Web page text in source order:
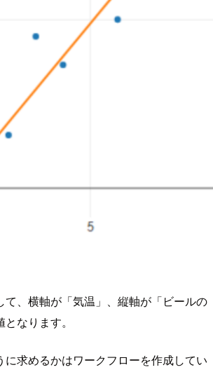
て、横軸が「気温」、縦軸が「ビールの
なります。
に求めるかはワークフローを作成してい